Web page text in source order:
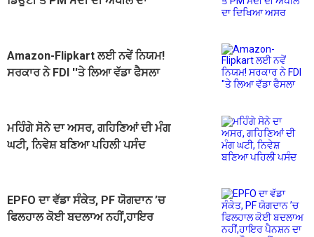
Amazon-Flipkart ਲਈ ਨਵੇਂ ਨਿਯਮ!
ਸਰਕਾਰ ਨੇ FDI ''ਤੇ ਲਿਆ ਵੱਡਾ ਫੈਸਲਾ
ਮਹਿੰਗੇ ਸੋਨੇ ਦਾ ਅਸਰ, ਗਹਿਣਿਆਂ ਦੀ ਮੰਗ
ਘਟੀ, ਨਿਵੇਸ਼ ਬਣਿਆ ਪਹਿਲੀ ਪਸੰਦ
EPFO ਦਾ ਵੱਡਾ ਸੰਕੇਤ, PF ਯੋਗਦਾਨ ’ਚ
ਫਿਲਹਾਲ ਕੋਈ ਬਦਲਾਅ ਨਹੀਂ,ਹਾਇਰ